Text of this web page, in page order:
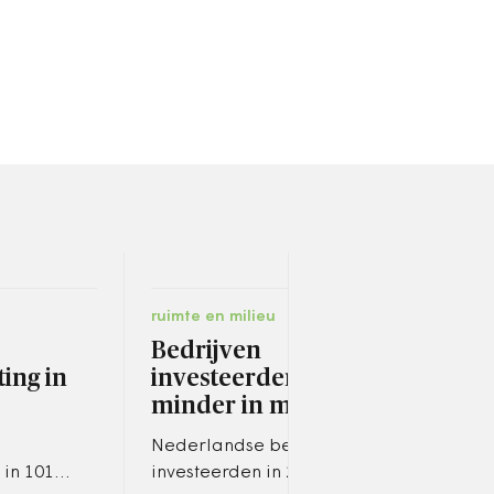
in
101
ruimte en milieu
Bedrijven
investeerden veel
minder in milieu
Nederlandse bedrijven
investeerden in 2024 bijna 40